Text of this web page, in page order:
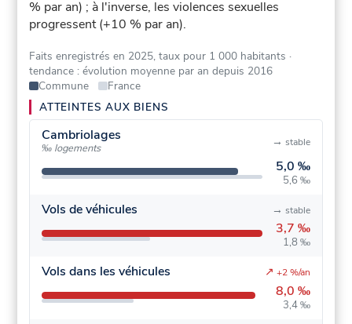
% par an) ; à l'inverse, les violences sexuelles
progressent (+10 % par an).
Faits enregistrés en 2025, taux pour 1 000 habitants ·
tendance : évolution moyenne par an depuis 2016
Commune
France
ATTEINTES AUX BIENS
Cambriolages
‰ logements
5,0 ‰
5,6 ‰
→ stable
Vols de véhicules
3,7 ‰
1,8 ‰
→ stable
Vols dans les véhicules
8,0 ‰
3,4 ‰
↗ +2 %/an